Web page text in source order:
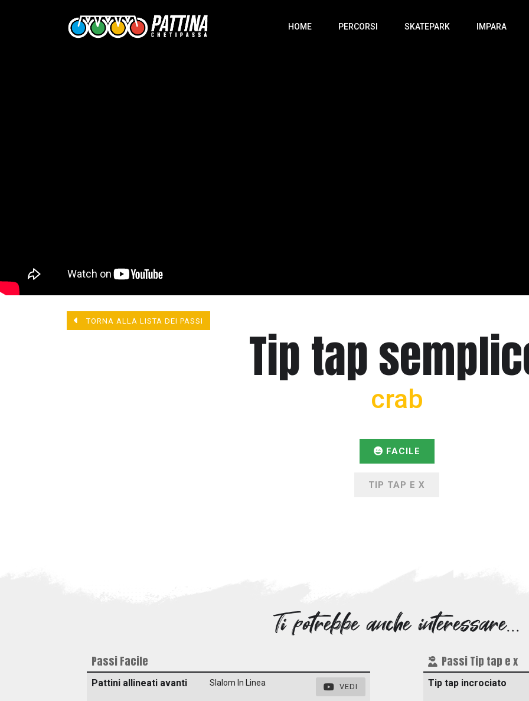
HOME PERCORSI SKATEPARK IMPARA
TORNA ALLA LISTA DEI PASSI
Tip tap
crab
FACILE
TIP TAP E X
Ti potrebbe anche interessare...
Passi Facile
Pattini allineati avanti Slalom In Linea VEDI
Passi Tip tap e x
Tip tap incrociato